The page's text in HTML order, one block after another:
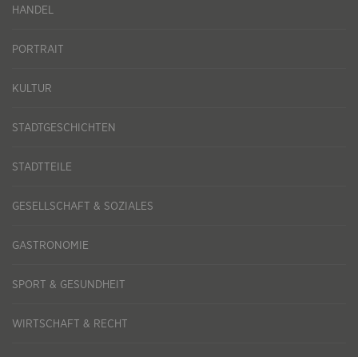
HANDEL
PORTRAIT
KULTUR
STADTGESCHICHTEN
STADTTEILE
GESELLSCHAFT & SOZIALES
GASTRONOMIE
SPORT & GESUNDHEIT
WIRTSCHAFT & RECHT